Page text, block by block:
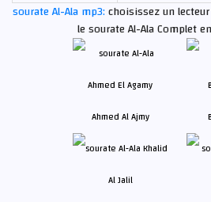
sourate Al-Ala mp3:choisissez un
le sourate Al-Ala Complet
Ahmed Al Ajmy